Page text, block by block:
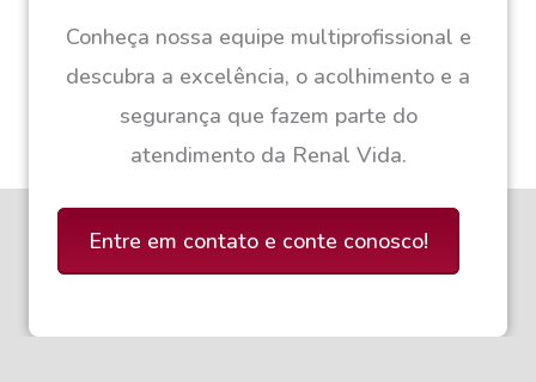
Conheça nossa equipe multiprofissional e
descubra a excelência, o acolhimento e a
segurança que fazem parte do
atendimento da Renal Vida.
Entre em contato e conte conosco!